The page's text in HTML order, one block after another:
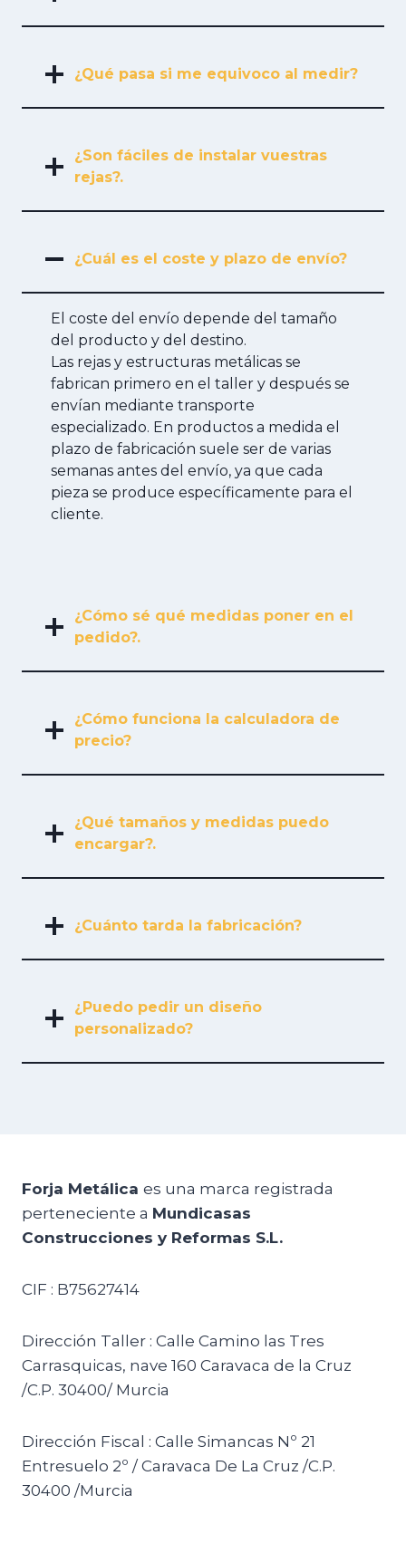
¿Qué pasa si me equivoco al medir?
¿Son fáciles de instalar vuestras
rejas?.
¿Cuál es el coste y plazo de envío?
El coste del envío depende del tamaño
del producto y del destino.
Las rejas y estructuras metálicas se
fabrican primero en el taller y después se
envían mediante transporte
especializado. En productos a medida el
plazo de fabricación suele ser de varias
semanas antes del envío, ya que cada
pieza se produce específicamente para el
cliente.
¿Cómo sé qué medidas poner en el
pedido?.
¿Cómo funciona la calculadora de
precio?
¿Qué tamaños y medidas puedo
encargar?.
¿Cuánto tarda la fabricación?
¿Puedo pedir un diseño
personalizado?
Forja Metálica es una marca registrada
perteneciente a Mundicasas
Construcciones y Reformas S.L.
CIF : B75627414
Dirección Taller : Calle Camino las Tres
Carrasquicas, nave 160 Caravaca de la Cruz
/C.P. 30400/ Murcia
Dirección Fiscal : Calle Simancas Nº 21
Entresuelo 2º / Caravaca De La Cruz /C.P.
30400 /Murcia